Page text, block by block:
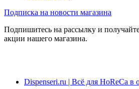
Подписка на новости магазина
Подпишитесь на рассылку и
акции нашего магазина.
Dispenseri.ru | Всё для HoReCa в